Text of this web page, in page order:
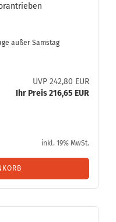
außer Samstag
UVP 242,80 EUR
Ihr Preis 216,65 EUR
inkl. 19% MwSt.